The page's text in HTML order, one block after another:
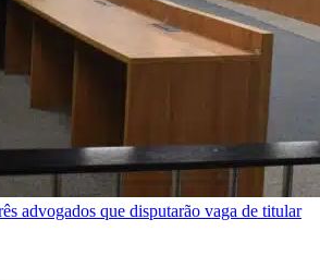
advogados que disputarão vaga de titular